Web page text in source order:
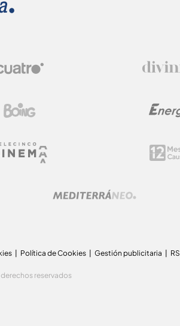
Política de Cookies Gestión publicitaria
reservados